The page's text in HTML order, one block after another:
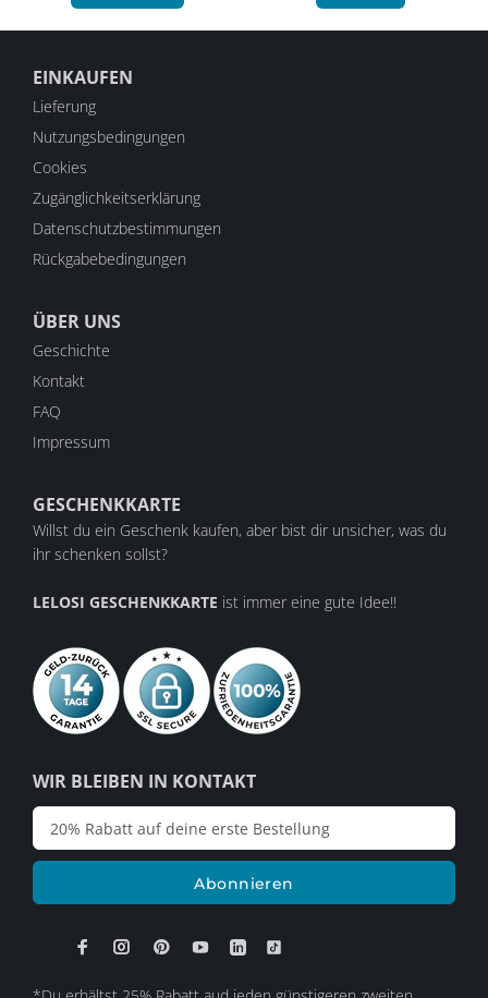
WIR BLEIBEN IN KONTAKT
Abonnieren
EINKAUFEN
Lieferung
Nutzungsbedingungen
Cookies
Zugänglichkeitserklärung
Datenschutzbestimmungen
Rückgabebedingungen
ÜBER UNS
Geschichte
Kontakt
FAQ
Impressum
GESCHENKKARTE
Willst du ein Geschenk kaufen, aber bist dir unsicher, was du
ihr schenken sollst?
LELOSI GESCHENKKARTE ist immer eine gute Idee!!